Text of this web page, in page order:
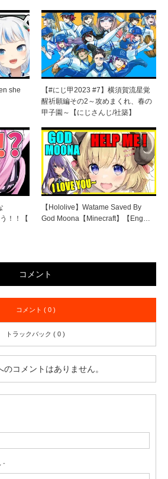
she
【#にじ甲2023 #7】横須賀流星覚
醒祈願編その2～攻めまくれ、春の
甲子園～【にじさんじ/社築】
！！【
【Hololive】Watame Saved By
God Moona【Minecraft】【Eng…
コメント
コメント ( 0 )
トラックバック ( 0 )
のコメントはありません。
-